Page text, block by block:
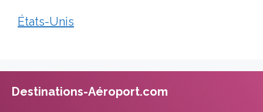
États-Unis
Destinations-Aéroport.com